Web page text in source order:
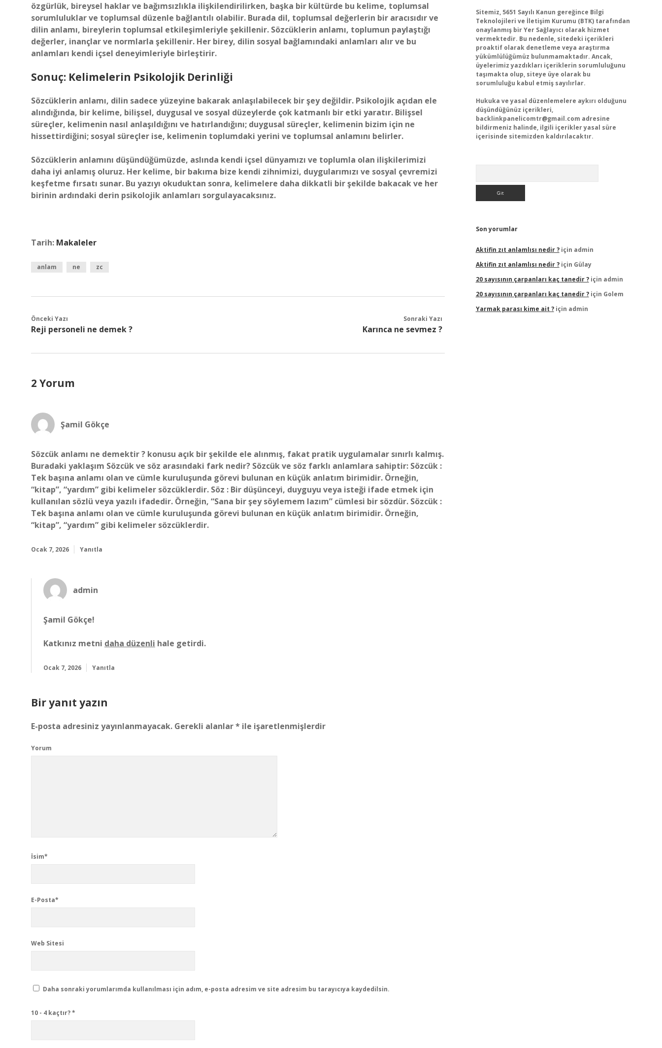
özgürlük, bireysel haklar ve bağımsızlıkla ilişkilendirilirken, başka bir kültürde bu kelime, toplumsal
sorumluluklar ve toplumsal düzenle bağlantılı olabilir. Burada dil, toplumsal değerlerin bir aracısıdır ve
dilin anlamı, bireylerin toplumsal etkileşimleriyle şekillenir. Sözcüklerin anlamı, toplumun paylaştığı
değerler, inançlar ve normlarla şekillenir. Her birey, dilin sosyal bağlamındaki anlamları alır ve bu
anlamları kendi içsel deneyimleriyle birleştirir.
Sonuç: Kelimelerin Psikolojik Derinliği
Sözcüklerin anlamı, dilin sadece yüzeyine bakarak anlaşılabilecek bir şey değildir. Psikolojik açıdan ele
alındığında, bir kelime, bilişsel, duygusal ve sosyal düzeylerde çok katmanlı bir etki yaratır. Bilişsel
süreçler, kelimenin nasıl anlaşıldığını ve hatırlandığını; duygusal süreçler, kelimenin bizim için ne
hissettirdiğini; sosyal süreçler ise, kelimenin toplumdaki yerini ve toplumsal anlamını belirler.
Sözcüklerin anlamını düşündüğümüzde, aslında kendi içsel dünyamızı ve toplumla olan ilişkilerimizi
daha iyi anlamış oluruz. Her kelime, bir bakıma bize kendi zihnimizi, duygularımızı ve sosyal çevremizi
keşfetme fırsatı sunar. Bu yazıyı okuduktan sonra, kelimelere daha dikkatli bir şekilde bakacak ve her
birinin ardındaki derin psikolojik anlamları sorgulayacaksınız.
Tarih: Makaleler
anlam ne zc
Önceki Yazı
Reji personeli ne demek ?
Sonraki Yazı
Karınca ne sevmez ?
2 Yorum
Şamil Gökçe
Sözcük anlamı ne demektir ? konusu açık bir şekilde ele alınmış, fakat pratik uygulamalar sınırlı kalmış.
Buradaki yaklaşım Sözcük ve söz arasındaki fark nedir? Sözcük ve söz farklı anlamlara sahiptir: Sözcük :
Tek başına anlamı olan ve cümle kuruluşunda görevi bulunan en küçük anlatım birimidir. Örneğin,
“kitap”, “yardım” gibi kelimeler sözcüklerdir. Söz : Bir düşünceyi, duyguyu veya isteği ifade etmek için
kullanılan sözlü veya yazılı ifadedir. Örneğin, “Sana bir şey söylemem lazım” cümlesi bir sözdür. Sözcük :
Tek başına anlamı olan ve cümle kuruluşunda görevi bulunan en küçük anlatım birimidir. Örneğin,
“kitap”, “yardım” gibi kelimeler sözcüklerdir.
Ocak 7, 2026 Yanıtla
admin
Şamil Gökçe!
Katkınız metni daha düzenli hale getirdi.
Ocak 7, 2026 Yanıtla
Bir yanıt yazın
E-posta adresiniz yayınlanmayacak. Gerekli alanlar* ile işaretlenmişlerdir
Yorum
İsim*
E-Posta*
Web Sitesi
Daha sonraki yorumlarımda kullanılması için adım, e-posta adresim ve site adresim bu tarayıcıya kaydedilsin.
10 - 4 kaçtır?*
Sitemiz, 5651 Sayılı Kanun gereğince Bilgi
Teknolojileri ve İletişim Kurumu (BTK) tarafından
onaylanmış bir Yer Sağlayıcı olarak hizmet
vermektedir. Bu nedenle, sitedeki içerikleri
proaktif olarak denetleme veya araştırma
yükümlülüğümüz bulunmamaktadır. Ancak,
üyelerimiz yazdıkları içeriklerin sorumluluğunu
taşımakta olup, siteye üye olarak bu
sorumluluğu kabul etmiş sayılırlar.
Hukuka ve yasal düzenlemelere aykırı olduğunu
düşündüğünüz içerikleri,
backlinkpanelicomtr@gmail.com adresine
bildirmeniz halinde, ilgili içerikler yasal süre
içerisinde sitemizden kaldırılacaktır.
Son yorumlar
Aktifin zıt anlamlısı nedir ?için admin
Aktifin zıt anlamlısı nedir ?için Gülay
20 sayısının çarpanları kaç tanedir ?için admin
20 sayısının çarpanları kaç tanedir ?için Golem
Yarmak parası kime ait ?için admin